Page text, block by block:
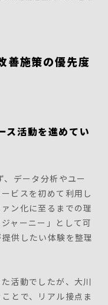
善施策の優先度
ス活動を進めてい
、データ分析やユー
ビスを初めて利用し
ン化に至るまでの理
ャーニー」として可
供したい体験を整理
活動でしたが、大川
とで、リアル接点ま